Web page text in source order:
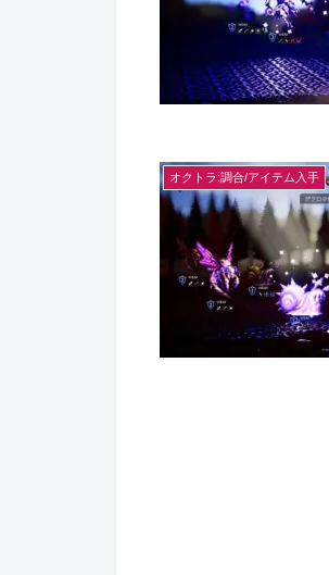
オクトラ:調合/アイテム入手